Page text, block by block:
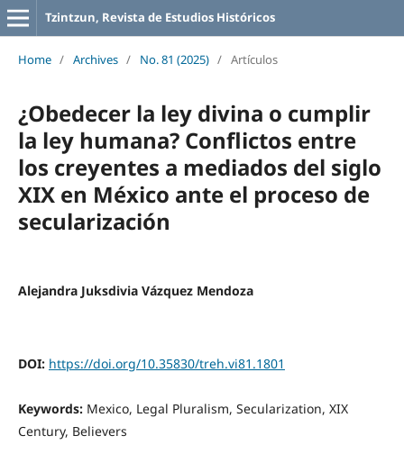
Tzintzun, Revista de Estudios Históricos
Home / Archives / No. 81 (2025) / Artículos
¿Obedecer la ley divina o cumplir
la ley humana? Conflictos entre
los creyentes a mediados del siglo
XIX en México ante el proceso de
secularización
Alejandra Juksdivia Vázquez Mendoza
DOI: https://doi.org/10.35830/treh.vi81.1801
Keywords: Mexico, Legal Pluralism, Secularization, XIX
Century, Believers